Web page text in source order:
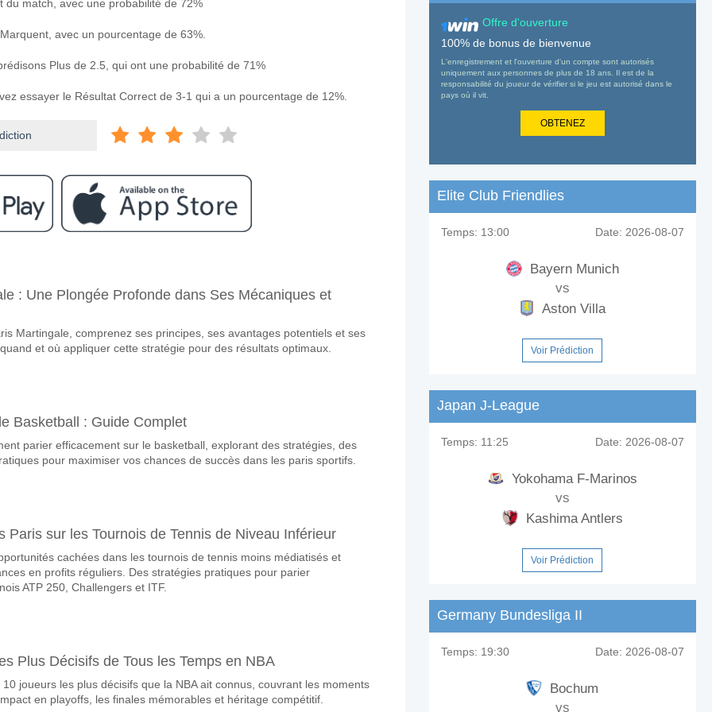
du match, avec une probabilité de 72%
avec un pourcentage de 63%.
Plus de 2.5, qui ont une probabilité de 71%
essayer le Résultat Correct de 3-1 qui a un pourcentage de 12%.
Oriente Petrolero 14 June 2026 23:00.
du match, avec une probabilité de 72%
elles dans le match Club Aurora v Oriente Petrolero?
avec un pourcentage de 63%.
attendu entre Club Aurora v Oriente Petrolero?
essayer le Résultat Correct de 3-1 qui a un pourcentage de 12%.
: Une Plongée Profonde dans Ses Mécaniques et
Martingale, comprenez ses principes, ses avantages potentiels et ses
et où appliquer cette stratégie pour des résultats optimaux.
Basketball : Guide Complet
parier efficacement sur le basketball, explorant des stratégies, des
pour maximiser vos chances de succès dans les paris sportifs.
Paris sur les Tournois de Tennis de Niveau Inférieur
cachées dans les tournois de tennis moins médiatisés et
en profits réguliers. Des stratégies pratiques pour parier
ATP 250, Challengers et ITF.
Plus Décisifs de Tous les Temps en NBA
joueurs les plus décisifs que la NBA ait connus, couvrant les moments
en playoffs, les finales mémorables et héritage compétitif.
Offre d'ouverture
100% de bonus de bienvenue
L'enregistrement et l'ouverture d'un compte sont autorisés
uniquement aux personnes de plus de 18 ans. Il est de la
responsabilité du joueur de vérifier si le jeu est autorisé dans le
pays où il vit.
OBTENEZ
Elite Club Friendlies
Temps: 13:00 Date: 2026-08-07
Bayern Munich
vs
Aston Villa
Voir Prédiction
Japan J-League
Temps: 11:25 Date: 2026-08-07
Yokohama F-Marinos
vs
Kashima Antlers
Voir Prédiction
Germany Bundesliga II
Temps: 19:30 Date: 2026-08-07
Bochum
vs